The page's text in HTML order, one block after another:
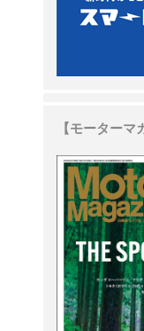
【モーター